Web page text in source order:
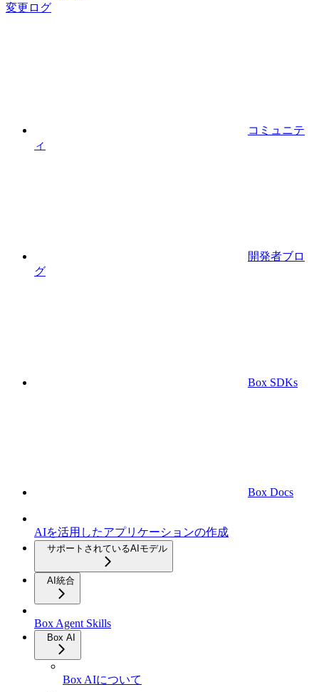
変更ログ
コミュニテ
ィ
開発者ブロ
グ
Box SDKs
Box Docs
AIを活用したアプリケーションの作成
サポートされているAIモデル
AI統合
Box Agent Skills
Box AI
Box AIについて